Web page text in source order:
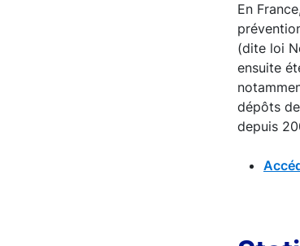
En
(dite loi
ensuite
dépôts
depuis